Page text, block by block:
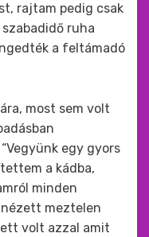
rajtam pedig csak
ruha
a feltámadó
most sem volt
egy gyors
a kádba,
minden
meztelen
volt azzal amit